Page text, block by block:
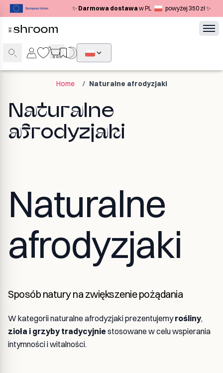
✨ Darmowa dostawaw PL powyżej 350 zł ✨
Home / Naturalne afrodyzjaki
Naturalne
afrodyzjaki
Naturalne
afrodyzjaki
Sposób natury na zwiększenie pożądania
W kategorii naturalne afrodyzjaki prezentujemyrośliny,
zioła i grzyby tradycyjnie stosowane w celu wspierania
intymności i witalności.